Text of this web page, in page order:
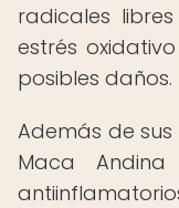
radicales
estrés
posibles daños.
Además de
Maca